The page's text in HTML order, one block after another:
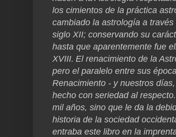
los cimientos de la práctica
cambiado la astrología a
siglo XII; conservando su
hasta que aparentemente fue
XVIII. El renacimiento de la
pero el paralelo entre sus
Renacimiento - y nuestros
hecho con seriedad al
mil años, sino que le da la
historia de la sociedad
entraba este libro en la